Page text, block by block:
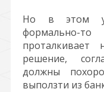
Но в этом
решение,
должны
выползти из